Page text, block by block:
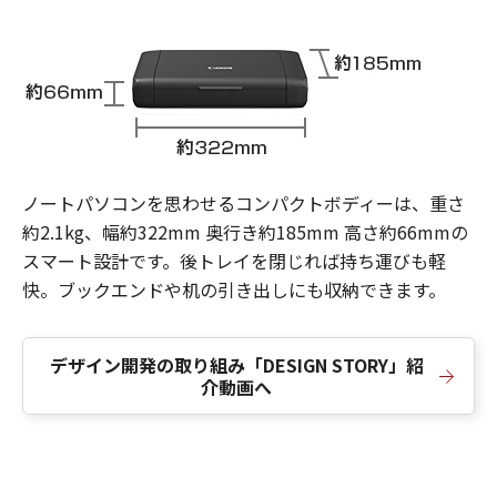
ノートパソコンを思わせるコンパクトボディーは、重さ
約2.1kg、幅約322mm 奥行き約185mm 高さ約66mmの
スマート設計です。後トレイを閉じれば持ち運びも軽
快。ブックエンドや机の引き出しにも収納できます。
デザイン開発の取り組み「DESIGN STORY」紹
介動画へ